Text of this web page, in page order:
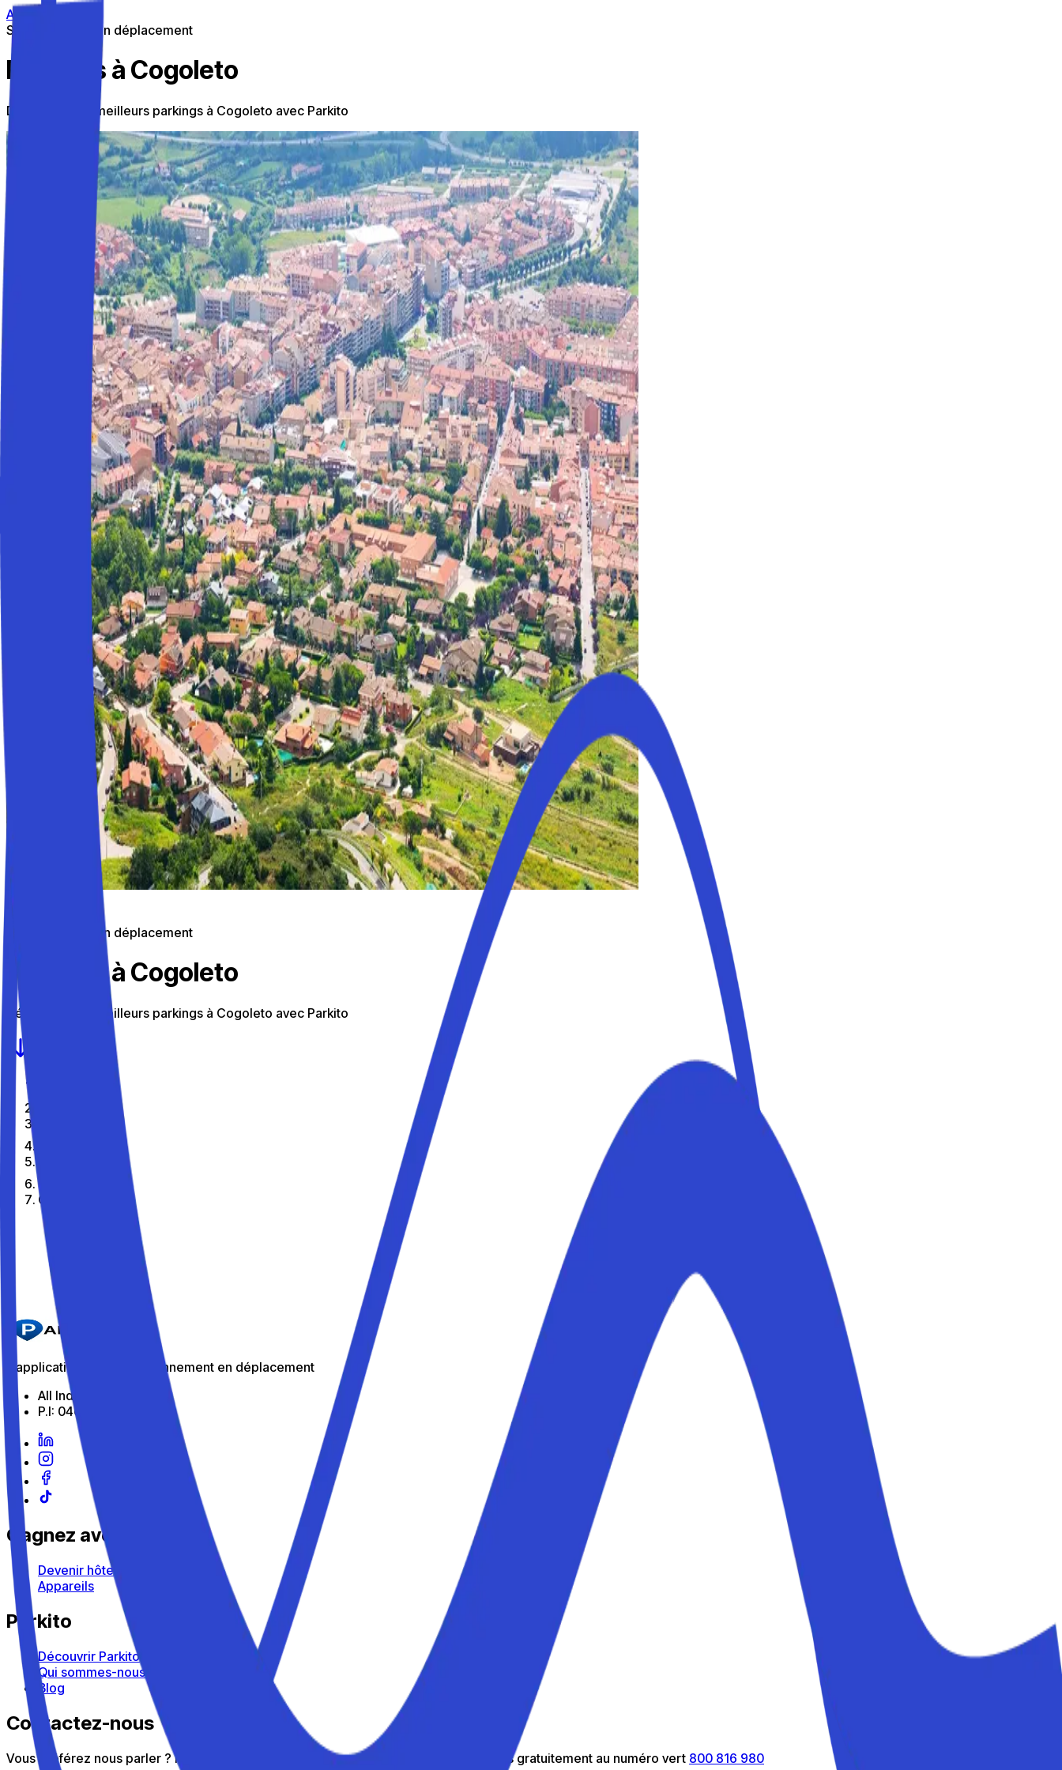
Aller au contenu
Stationnement en déplacement
Parkings à Cogoleto
Découvrez les meilleurs parkings à Cogoleto avec Parkito
Stationnement en déplacement
Parkings à Cogoleto
Découvrez les meilleurs parkings à Cogoleto avec Parkito
Cogoleto
Les meilleurs parkings de Cogoleto
Parkito in Via Giuseppe Mazzini 26
Détails
L'application pour le stationnement en déplacement
All Indabox Srl
P.I: 04099131205
Gagnez avec Parkito
Devenir hôte
Appareils
Parkito
Découvrir Parkito
Qui sommes-nous
Blog
Contactez-nous
Vous préférez nous parler ? Notre service client est là pour vous aider : appelez-nous gratuitement au numéro vert 800 816 980